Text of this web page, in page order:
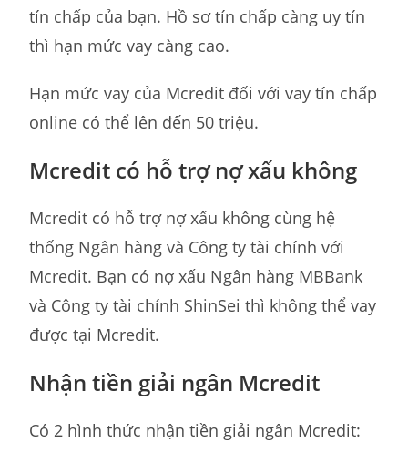
tín chấp của bạn. Hồ sơ tín chấp càng uy tín
thì hạn mức vay càng cao.
Hạn mức vay của Mcredit đối với vay tín chấp
online có thể lên đến 50 triệu.
Mcredit có hỗ trợ nợ xấu không
Mcredit có hỗ trợ nợ xấu không cùng hệ
thống Ngân hàng và Công ty tài chính với
Mcredit. Bạn có nợ xấu Ngân hàng MBBank
và Công ty tài chính ShinSei thì không thể vay
được tại Mcredit.
Nhận tiền giải ngân Mcredit
Có 2 hình thức nhận tiền giải ngân Mcredit: